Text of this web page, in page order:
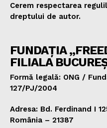
Cerem respectarea
dreptului de autor.
FUNDAȚIA
FILIALA
Formă legală: ONG /
127/PJ/2004
Adresa: Bd. Ferdinand I
România – 21387